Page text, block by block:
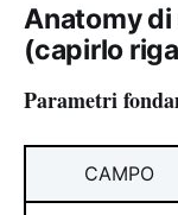
Anatomy
(capirlo
Parametri
CAMPO